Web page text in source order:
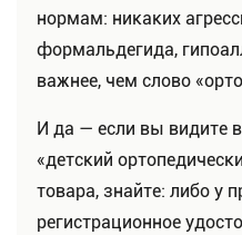
нормам: никаких
формальдегида,
важнее, чем слово
И да — если вы видите
«детский
товара, знайте: либо у
регистрационное